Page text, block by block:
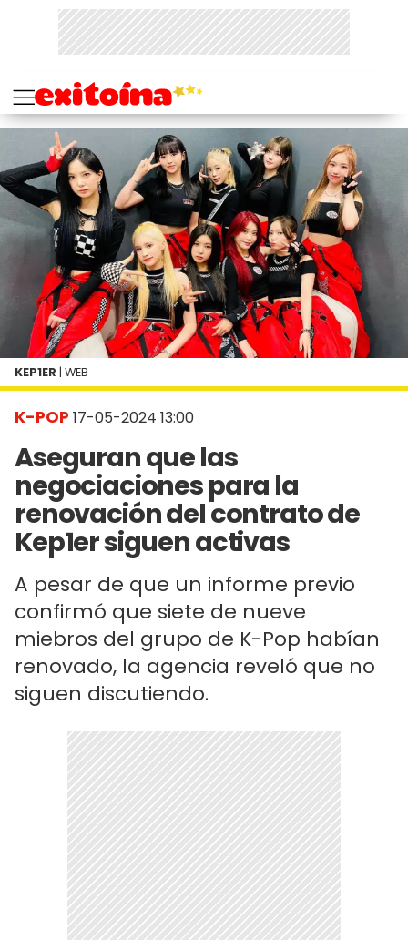
K-POP 17-05-2024 13:00
Aseguran que las
negociaciones para la
renovación del contrato de
Kep1er siguen activas
A pesar de que un informe previo
confirmó que siete de nueve
miebros del grupo de K-Pop habían
renovado, la agencia reveló que no
siguen discutiendo.
KEP1ER | WEB